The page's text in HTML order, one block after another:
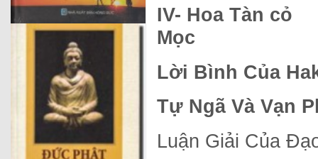
IV- Hoa Tàn cỏ
Lời Bình
Tự Ngã Và Vạn
Luận Giải Của